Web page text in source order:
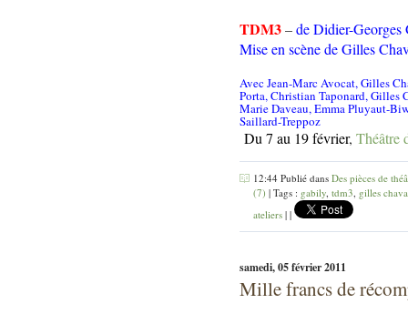
TDM3–de Didier-Georges
Mise en scène de Gilles
Avec Jean-Marc Avocat, Gilles
Porta, Christian Taponard, Gilles
Marie Daveau, Emma Pluyaut-
Saillard-Treppoz
Du 7 au 19 février, Théâtre
12:44 Publié dans Des pièces de
(7) | Tags : gabily tdm3 gilles
ateliers | |
samedi, 05 février 2011
Mille francs de